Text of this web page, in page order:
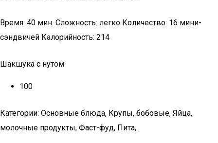
Время: 40 мин. Сложность: легко Количество: 16 мини-
сэндвичей Калорийность: 214
Шакшука с нутом
100
Категории: Основные блюда, Крупы, бобовые, Яйца,
молочные продукты, Фаст-фуд, Пита, .